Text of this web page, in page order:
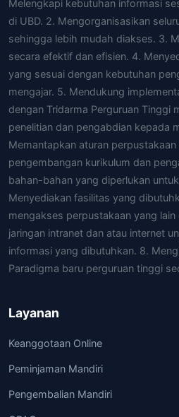
Melengkapi kebutuhan informasi
di UBD. 2. Mengorganisasikan
sehingga lebih mudah diakses. 3.
secara efektif dan efisien. 4.
yang sesuai dengan kebutuhan
mengajar. 5. Mendukung
dengan Tridarma Perguruan Tinggi
penelitian dan pengabdian kepada
Memantapkan aturan
pengembangan kurikulum dan
bahan-bahan yang diperlukan
Menyediakan fasilitas yang
mengakses perpustakaan yang
jaringan intranet dan atau internet
informasi yang dibutuhkan. 8.
Paradigma baru perguruan tinggi
Layanan
Keanggotaan Online
Peminjaman Mandiri
Pengembalian Mandiri